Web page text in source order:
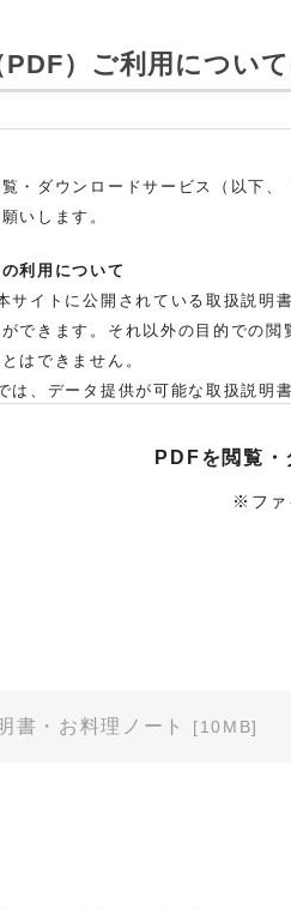
） ご利用につい
・ダウンロードサービス（以下
いします。
利用について
サイトに公開されている取扱説
できます。それ以外の目的での
はできません。
は、データ提供が可能な取扱説明
どの理由により、当該製品の取扱
っとラインサービスでご使用さ
」に直接お問い合
明書の内容と異なる場合がありま
PDFを閲覧・
※ファ
書・お料理ノート [10MB]